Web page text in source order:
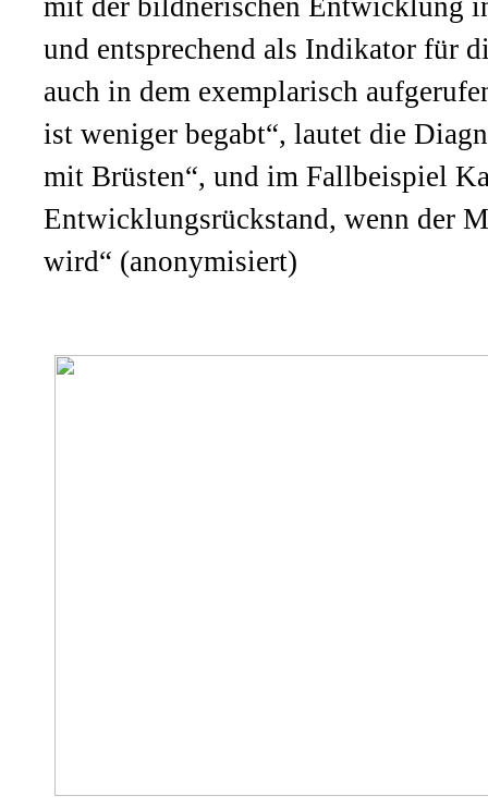
mit der bildnerischen Entwicklung
und entsprechend als Indikator für
auch in dem exemplarisch
ist weniger begabt“, lautet die
mit Brüsten“, und im Fallbeispiel
Entwicklungsrückstand, wenn der
wird“ (anonymisiert)